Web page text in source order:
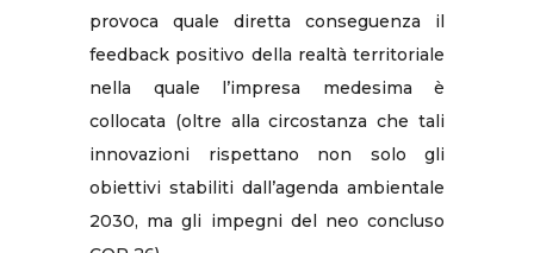
provoca quale diretta conseguenza il
feedback positivo della realtà territoriale
nella quale l’impresa medesima è
collocata (oltre alla circostanza che tali
innovazioni rispettano non solo gli
obiettivi stabiliti dall’agenda ambientale
2030, ma gli impegni del neo concluso